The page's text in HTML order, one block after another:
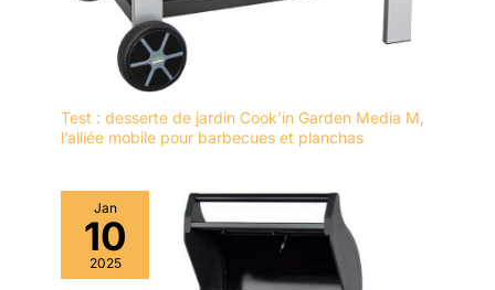
Test : desserte de jardin Cook’in Garden Media M,
l’alliée mobile pour barbecues et planchas
Jan
10
2025